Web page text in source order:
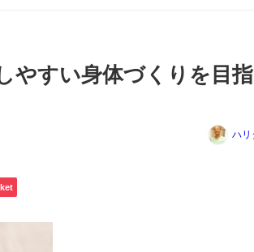
やすい身体づくりを目指
ハリ